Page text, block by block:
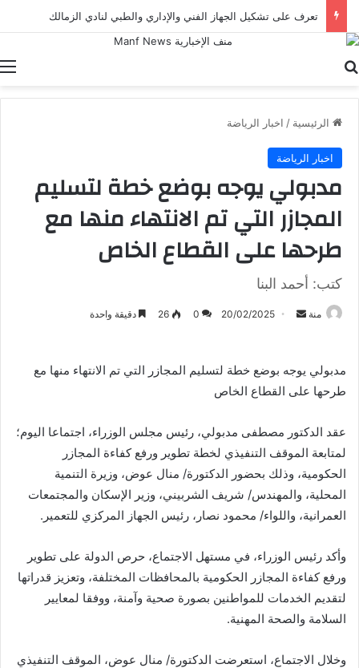
تعرف على تشكيل الجهاز الفني والإداري والطبي لنادي الزمالك
الرئيسية / اخبار الرياضة
اخبار الرياضة
مدبولي يوجه بوضع خطة لتسليم
المجازر التي تم الانتهاء منها مع
طرحها على القطاع الخاص
كتب: أحمد البنا
منة
أرسل 20/02/2025
0
26 دقيقة واحدة
مدبولي يوجه بوضع خطة لتسليم المجازر التي تم الانتهاء منها مع
طرحها على القطاع الخاص
عقد الدكتور مصطفى مدبولي، رئيس مجلس الوزراء، اجتماعا اليوم؛
لمتابعة الموقف التنفيذي لخطة تطوير ورفع كفاءة المجازر
الحكومية، وذلك بحضور الدكتورة/ منال عوض، وزيرة التنمية
المحلية، والمهندس/ شريف الشربيني، وزير الإسكان والمجتمعات
العمرانية، واللواء/ محمود نصار، رئيس الجهاز المركزي للتعمير.
وأكد رئيس الوزراء، في مستهل الاجتماع، حرص الدولة على تطوير
ورفع كفاءة المجازر الحكومية بالمحافظات المختلفة، وتعزيز قدراتها
لتقديم الخدمات للمواطنين بصورة صحية وآمنة، ووفقا لمعايير
السلامة والصحة المهنية.
وخلال الاجتماع، استعرضت الدكتورة/ منال عوض، الموقف التنفيذي